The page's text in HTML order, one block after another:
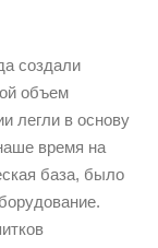
создали
объем
легли в основу
время на
база, было